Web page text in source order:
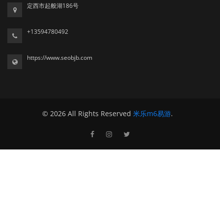
定西市起般湖186号
+13594780492
https://www.seobjb.com
© 2026 All Rights Reserved 米乐m6易游.